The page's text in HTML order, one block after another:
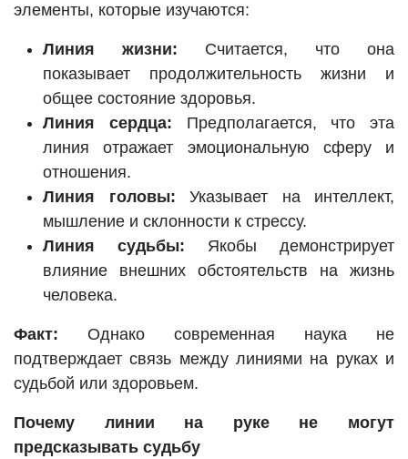
элементы, которые изучаются:
Линия жизни: Считается, что она
показывает продолжительность жизни и
общее состояние здоровья.
Линия сердца: Предполагается, что эта
линия отражает эмоциональную сферу и
отношения.
Линия головы: Указывает на интеллект,
мышление и склонности к стрессу.
Линия судьбы: Якобы демонстрирует
влияние внешних обстоятельств на жизнь
человека.
Факт: Однако современная наука не
подтверждает связь между линиями на руках и
судьбой или здоровьем.
Почему линии на руке не могут
предсказывать судьбу